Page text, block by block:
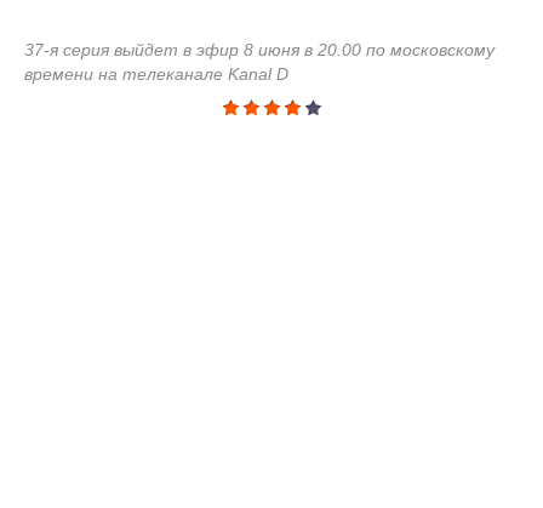
37-я серия выйдет в эфир 8 июня в 20.00 по московскому
времени на телеканале Kanal D